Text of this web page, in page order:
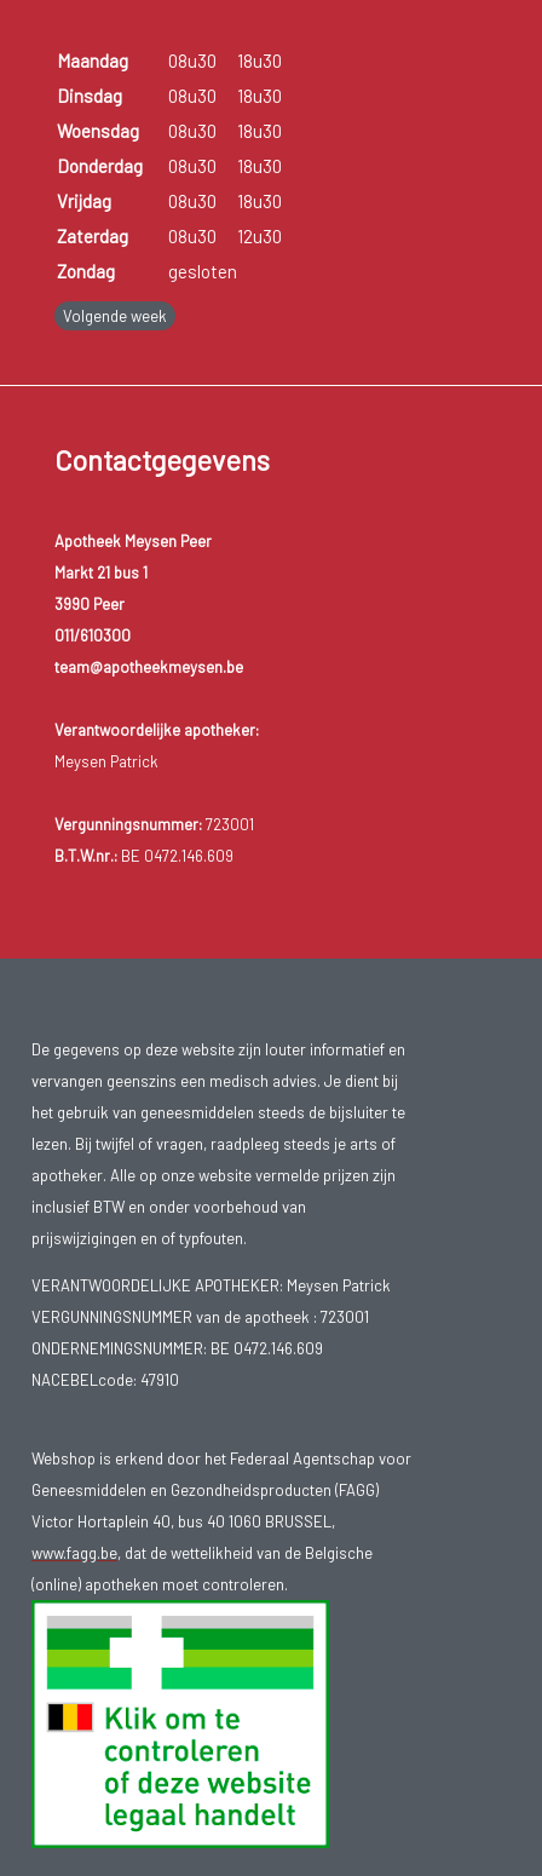
Maandag 08u30
18u30
Dinsdag
08u30
18u30
Woensdag
08u30
18u30
Donderdag
08u30
18u30
Vrijdag
08u30
18u30
Zaterdag
08u30
12u30
Zondag
gesloten
Volgende week
Contactgegevens
Apotheek Meysen Peer
Markt 21 bus 1
3990 Peer
011/610300
team@apotheekmeysen.be
Verantwoordelijke apotheker:
Meysen Patrick
Vergunningsnummer:723001
B.T.W.nr.:BE 0472.146.609
De gegevens op deze website zijn louter informatief en
vervangen geenszins een medisch advies. Je dient bij
het gebruik van geneesmiddelen steeds de bijsluiter te
lezen. Bij twijfel of vragen, raadpleeg steeds je arts of
apotheker. Alle op onze website vermelde prijzen zijn
inclusief BTW en onder voorbehoud van
prijswijzigingen en of typfouten.
VERANTWOORDELIJKE APOTHEKER: Meysen Patrick
VERGUNNINGSNUMMER van de apotheek : 723001
ONDERNEMINGSNUMMER: BE 0472.146.609
NACEBELcode: 47910
Webshop is erkend door het Federaal Agentschap voor
Geneesmiddelen en Gezondheidsproducten (FAGG)
Victor Hortaplein 40, bus 40 1060 BRUSSEL,
www.fagg.be, dat de wettelikheid van de Belgische
(online) apotheken moet controleren.